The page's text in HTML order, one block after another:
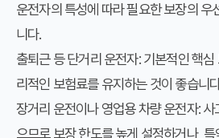
운전자의 특성에 따라 필요한 보장의 우
니다.
출퇴근 등 단거리 운전자: 기본적인 핵
리적인 보험료를 유지하는 것이 좋습니
장거리 운전이나 영업용 차량 운전자: 사
으므로 보장 한도를 높게 설정하거나,